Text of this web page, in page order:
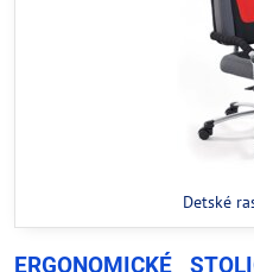
Detské
ERGONOMICKÉ